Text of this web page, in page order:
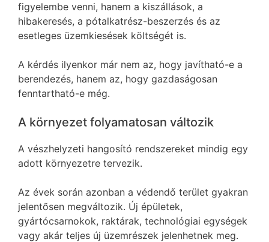
figyelembe venni, hanem a kiszállások, a
hibakeresés, a pótalkatrész-beszerzés és az
esetleges üzemkiesések költségét is.
A kérdés ilyenkor már nem az, hogy javítható-e a
berendezés, hanem az, hogy gazdaságosan
fenntartható-e még.
A környezet folyamatosan változik
A vészhelyzeti hangosító rendszereket mindig egy
adott környezetre tervezik.
Az évek során azonban a védendő terület gyakran
jelentősen megváltozik. Új épületek,
gyártócsarnokok, raktárak, technológiai egységek
vagy akár teljes új üzemrészek jelenhetnek meg.